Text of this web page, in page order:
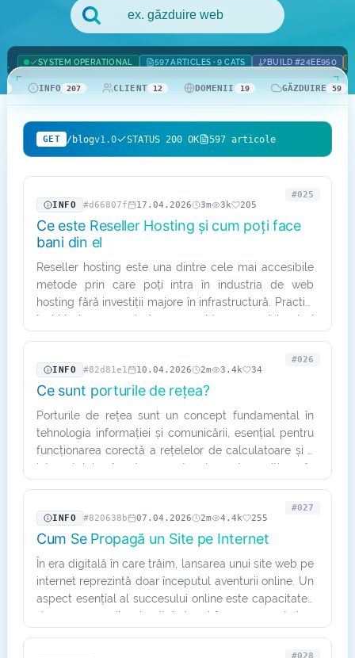
.com Domains
.net Domains
Payment Methods
Network Statistics
SYSTEM OPERATIONAL 597 ARTICLES · 9 CATS BUILD #24EE950
INFO 207 CLIENT 12 DOMENII 19 GĂZDUIRE 59
GET /blogv1.0 STATUS 200 OK 597 articole
#025
INFO
#d66807f 17.04.2026 3m 3k 205
Ce este Reseller Hosting și cum poți face
bani din el
Reseller hosting este una dintre cele mai accesibile
metode prin care poți intra în industria de web
hosting fără investiții majore în infrastructură. Practic,
închiriezi resurse de la un provider mare și le vinzi
#026
INFO
#82d81e1 10.04.2026 2m 3.4k 34
Ce sunt porturile de rețea?
Porturile de rețea sunt un concept fundamental în
tehnologia informației și comunicării, esențial pentru
funcționarea corectă a rețelelor de calculatoare și a
internetului. Acestea sunt elemente critice în
#027
INFO
#820638b 07.04.2026 2m 4.4k 255
Cum Se Propagă un Site pe Internet
În era digitală în care trăim, lansarea unui site web pe
internet reprezintă doar începutul aventurii online. Un
aspect esențial al succesului online este capacitatea
de a propaga site-ul, adică de a-l face cunoscut și…